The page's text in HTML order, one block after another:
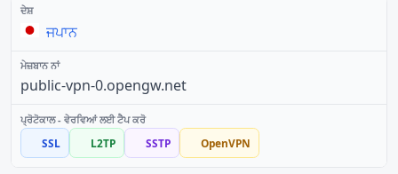
ਜਪਾਨ
public-vpn-0.opengw.net
SSL L2TP SSTP OpenVPN